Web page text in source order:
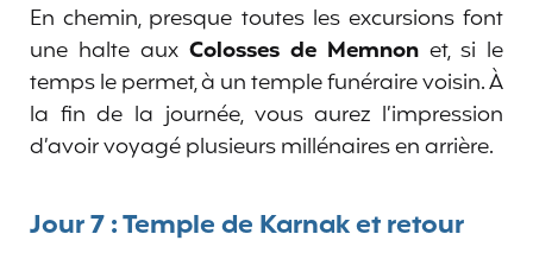
En chemin, presque toutes les excursions font
une halte aux Colosses de Memnon et, si le
temps le permet, à un temple funéraire voisin. À
la fin de la journée, vous aurez l’impression
d’avoir voyagé plusieurs millénaires en arrière.
Jour 7 : Temple de Karnak et retour